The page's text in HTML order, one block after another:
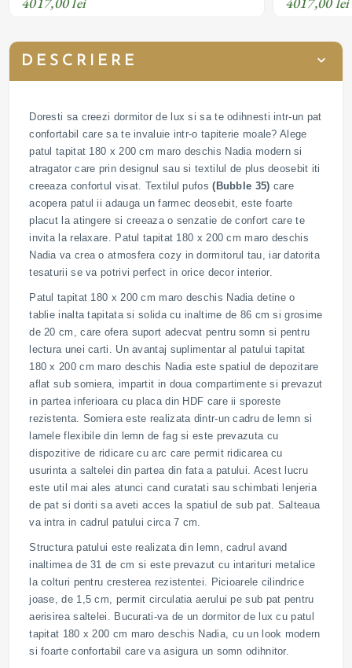
DESCRIERE
Doresti sa creezi dormitor de lux si sa te odihnesti intr-un pat
confortabil care sa te invaluie intr-o tapiterie moale? Alege
patul tapitat 180 x 200 cm maro deschis Nadia modern si
atragator care prin designul sau si textilul de plus deosebit iti
creeaza confortul visat. Textilul pufos(Bubble 35) care
acopera patul ii adauga un farmec deosebit, este foarte
placut la atingere si creeaza o senzatie de confort care te
invita la relaxare. Patul tapitat 180 x 200 cm maro deschis
Nadia va crea o atmosfera cozy in dormitorul tau, iar datorita
tesaturii se va potrivi perfect in orice decor interior.
Patul tapitat 180 x 200 cm maro deschis Nadia detine o
tablie inalta tapitata si solida cu inaltime de 86 cm si grosime
de 20 cm, care ofera suport adecvat pentru somn si pentru
lectura unei carti. Un avantaj suplimentar al patului tapitat
180 x 200 cm maro deschis Nadia este spatiul de depozitare
aflat sub somiera, impartit in doua compartimente si prevazut
in partea inferioara cu placa din HDF care ii sporeste
rezistenta. Somiera este realizata dintr-un cadru de lemn si
lamele flexibile din lemn de fag si este prevazuta cu
dispozitive de ridicare cu arc care permit ridicarea cu
usurinta a saltelei din partea din fata a patului. Acest lucru
este util mai ales atunci cand curatati sau schimbati lenjeria
de pat si doriti sa aveti acces la spatiul de sub pat. Salteaua
va intra in cadrul patului circa 7 cm.
Structura patului este realizata din lemn, cadrul avand
inaltimea de 31 de cm si este prevazut cu intarituri metalice
la colturi pentru cresterea rezistentei. Picioarele cilindrice
joase, de 1,5 cm, permit circulatia aerului pe sub pat pentru
aerisirea saltelei. Bucurati-va de un dormitor de lux cu patul
tapitat 180 x 200 cm maro deschis Nadia, cu un look modern
si foarte confortabil care va asigura un somn odihnitor.